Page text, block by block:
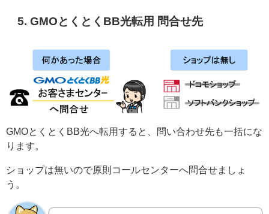
5. GMOとくとくBB光転用 問合せ先
GMOとくとくBB光へ転用すると、問い合わせ先も一括にな
ります。
ショップは無いので原則コールセンターへ問合せましょ
う。